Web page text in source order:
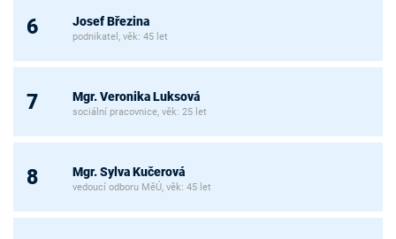
6 Josef Březina
podnikatel, věk: 45 let
7 Mgr. Veronika Luksová
sociální pracovnice, věk: 25 let
8 Mgr. Sylva Kučerová
vedoucí odboru MěÚ, věk: 45 let